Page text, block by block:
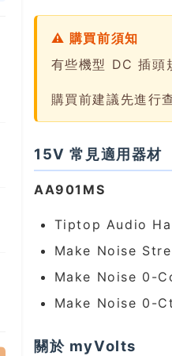
⚠ 購買前須知
有些機型 DC 插頭
購買前建議先進行
15V 常見適用器材
AA901MS
Tiptop Audio
Make Noise
Make Noise 0-
Make Noise 0-
關於 myVolts